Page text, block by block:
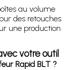
au volume
des retouches
une production
votre outil
Rapid BLT ?